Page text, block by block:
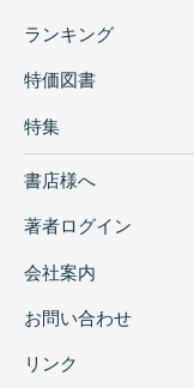
ランキング
特価図書
特集
書店様へ
著者ログイン
会社案内
お問い合わせ
リンク